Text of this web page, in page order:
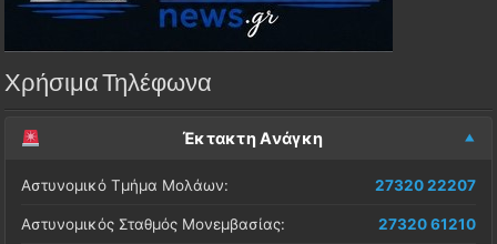
Χρήσιμα Τηλέφωνα
Έκτακτη Ανάγκη
Αστυνομικό Τμήμα Μολάων: 27320 22207
Αστυνομικός Σταθμός Μονεμβασίας: 27320 61210